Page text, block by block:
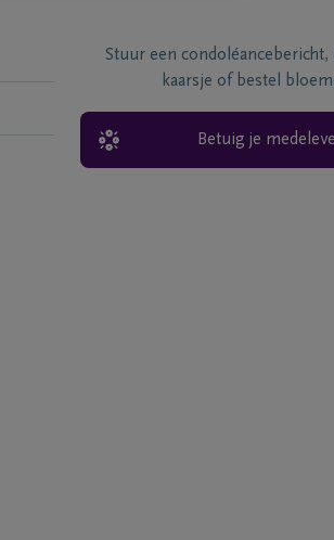
Stuur een condoléancebericht,
kaarsje of bestel
Betuig je